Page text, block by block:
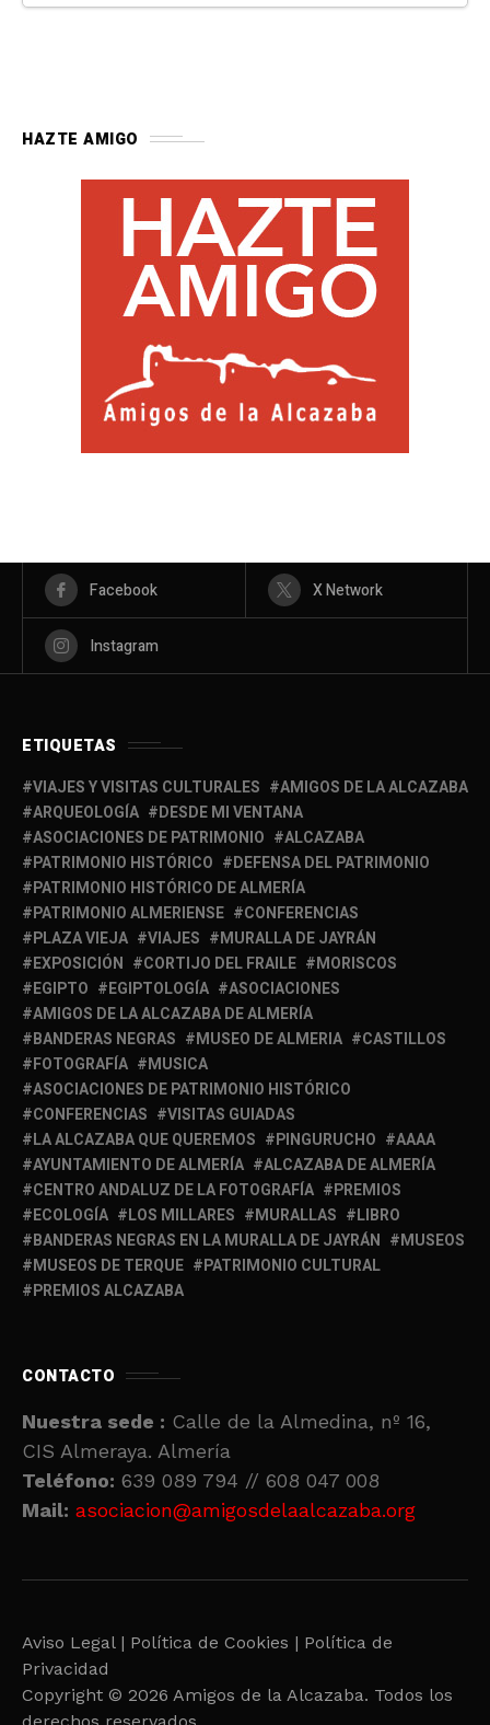
HAZTE AMIGO
Facebook X Network
Instagram
ETIQUETAS
VIAJES Y VISITAS CULTURALES
AMIGOS DE LA ALCAZABA
ARQUEOLOGÍA
DESDE MI VENTANA
ASOCIACIONES DE PATRIMONIO
ALCAZABA
PATRIMONIO HISTÓRICO
DEFENSA DEL PATRIMONIO
PATRIMONIO HISTÓRICO DE ALMERÍA
PATRIMONIO ALMERIENSE
CONFERENCIAS
PLAZA VIEJA
VIAJES
MURALLA DE JAYRÁN
EXPOSICIÓN
CORTIJO DEL FRAILE
MORISCOS
EGIPTO
EGIPTOLOGÍA
ASOCIACIONES
AMIGOS DE LA ALCAZABA DE ALMERÍA
BANDERAS NEGRAS
MUSEO DE ALMERIA
CASTILLOS
FOTOGRAFÍA
MUSICA
ASOCIACIONES DE PATRIMONIO HISTÓRICO
CONFERENCIAS
VISITAS GUIADAS
LA ALCAZABA QUE QUEREMOS
PINGURUCHO
AAAA
AYUNTAMIENTO DE ALMERÍA
ALCAZABA DE ALMERÍA
CENTRO ANDALUZ DE LA FOTOGRAFÍA
PREMIOS
ECOLOGÍA
LOS MILLARES MURALLAS
LIBRO
BANDERAS NEGRAS EN LA MURALLA DE JAYRÁN
MUSEOS
MUSEOS DE TERQUE
PATRIMONIO CULTURAL
PREMIOS ALCAZABA
CONTACTO
Nuestra sede : Calle de la Almedina, nº 16,
CIS Almeraya. Almería
Teléfono: 639 089 794 // 608 047 008
Mail: asociacion@amigosdelaalcazaba.org
Aviso Legal | Política de Cookies | Política de
Privacidad
Copyright © 2026 Amigos de la Alcazaba. Todos los